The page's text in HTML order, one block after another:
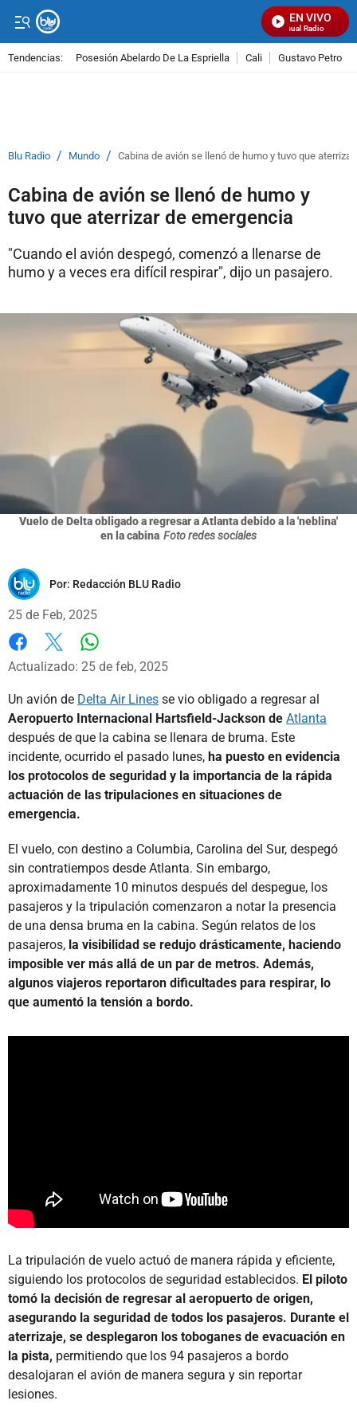
EN VIVO
Señal Visual Radio
Tendencias: Posesión Abelardo De La Espriella Cali Gustavo Petro
Blu Radio / Mundo / Cabina de avión se llenó de humo y tuvo que
Cabina de avión se llenó de humo y
tuvo que aterrizar de emergencia
"Cuando el avión despegó, comenzó a llenarse de
humo y a veces era difícil respirar", dijo un pasajero.
Vuelo de Delta obligado a regresar a Atlanta debido a la 'neblina'
en la cabina Foto redes sociales
Por: Redacción BLU Radio
25 de Feb, 2025
Facebook
X
Actualizado: 25 de feb, 2025
Un avión de Delta Air Lines se vio obligado a regresar al
Aeropuerto Internacional Hartsfield-Jackson de Atlanta
después de que la cabina se llenara de bruma. Este
incidente, ocurrido el pasado lunes, ha puesto en evidencia
los protocolos de seguridad y la importancia de la rápida
actuación de las tripulaciones en situaciones de
emergencia.
El vuelo, con destino a Columbia, Carolina del Sur, despegó
sin contratiempos desde Atlanta. Sin embargo,
aproximadamente 10 minutos después del despegue, los
pasajeros y la tripulación comenzaron a notar la presencia
de una densa bruma en la cabina. Según relatos de los
pasajeros, la visibilidad se redujo drásticamente, haciendo
imposible ver más allá de un par de metros. Además,
algunos viajeros reportaron dificultades para respirar, lo
que aumentó la tensión a bordo.
La tripulación de vuelo actuó de manera rápida y eficiente,
siguiendo los protocolos de seguridad establecidos. El piloto
tomó la decisión de regresar al aeropuerto de origen,
asegurando la seguridad de todos los pasajeros. Durante el
aterrizaje, se desplegaron los toboganes de evacuación en
la pista, permitiendo que los 94 pasajeros a bordo
desalojaran el avión de manera segura y sin reportar
lesiones.